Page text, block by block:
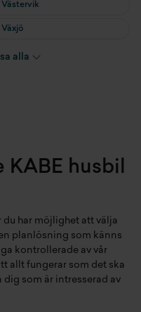
Västervik
Växjö
Öggestorp
alla
KABE husbil
har möjlighet att välja
planlösning som känns
kontrollerade av vår
allt fungerar som det ska
som är intresserad av